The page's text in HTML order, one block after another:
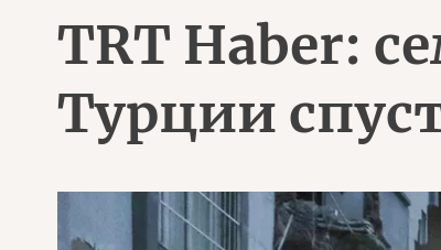
TRT Haber:
Турции